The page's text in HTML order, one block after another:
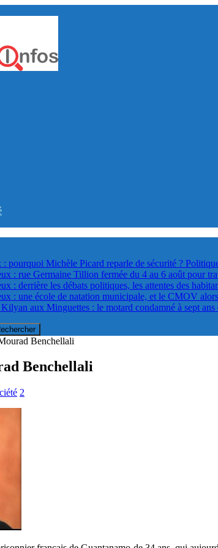
: pourquoi Michèle Picard reparle de sécurité ?
: rue Germaine Tillion fermée du 4 au 6 août pour
: derrière les débats politiques, les attentes des
: une école de natation municipale, et le CMOV
aux Minguettes : le motard condamné à sept ans
Benchellali
Benchellali
2